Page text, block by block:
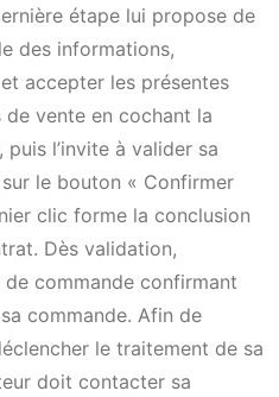
étape lui propose de
des informations,
accepter les présentes
vente en cochant la
l’invite à valider sa
le bouton « Confirmer
clic forme la conclusion
Dès validation,
de commande confirmant
commande. Afin de
le traitement de sa
doit contacter sa